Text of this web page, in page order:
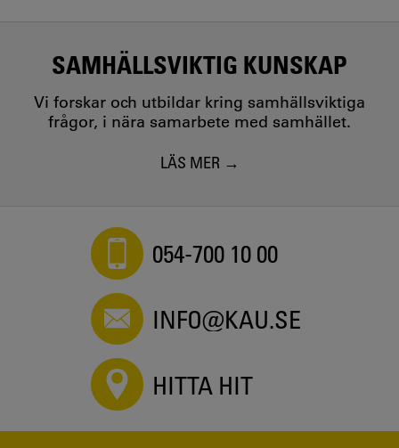
SAMHÄLLSVIKTIG KUNSKAP
Vi forskar och utbildar kring samhällsviktiga
frågor, i nära samarbete med samhället.
LÄS MER
054-700 10 00
INFO@KAU.SE
HITTA HIT